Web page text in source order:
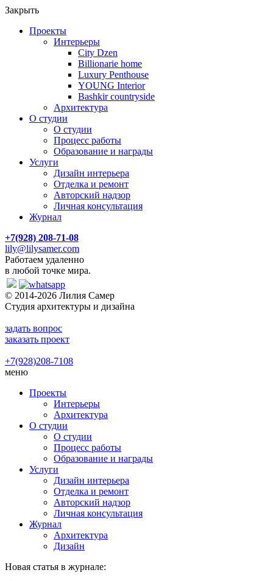
Закрыть
Проекты
Интерьеры
City Dzen
Billionarie home
Luxury Penthouse
YOUNG Interior
Bashkir countryside
Архитектура
О студии
О студии
Процесс работы
Образование и награды
Услуги
Дизайн интерьера
Отделка и ремонт
Авторский надзор
Личная консультация
Журнал
+7(928) 208-71-08
lily@lilysamer.com
Работаем удаленно
в любой точке мира.
© 2014-2026 Лилия Самер
Студия архитектуры и дизайна
задать вопрос
заказать проект
+7(928)208-7108
меню
Проекты
Интерьеры
Архитектура
О студии
О студии
Процесс работы
Образование и награды
Услуги
Дизайн интерьера
Отделка и ремонт
Авторский надзор
Личная консультация
Журнал
Архитектура
Дизайн
Новая статья в журнале: